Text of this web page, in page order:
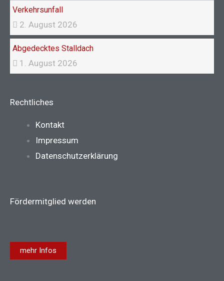
Verkehrsunfall
2. August 2026
Abgedecktes Stalldach
1. August 2026
Rechtliches
Main
Menu
Kontakt
Impressum
Datenschutzerklärung
Fördermitglied werden
mehr Infos